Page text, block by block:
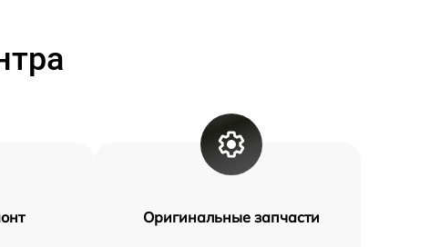
Оригинальные запчасти